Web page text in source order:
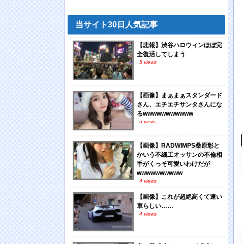
当サイト30日人気記事
【悲報】渋谷ハロウィンほぼ完
全復活してしまう
5 views
【画像】まぁまぁスタンダード
さん、エチエチサンタさんにな
るwwwwwwwwwww
5 views
【画像】RADWIMPS桑原彰と
かいう不細工オッサンの不倫相
手がくっそ可愛いわけだが
wwwwwwwwww
4 views
【画像】これが超絶高くて速い
車らしい……
4 views